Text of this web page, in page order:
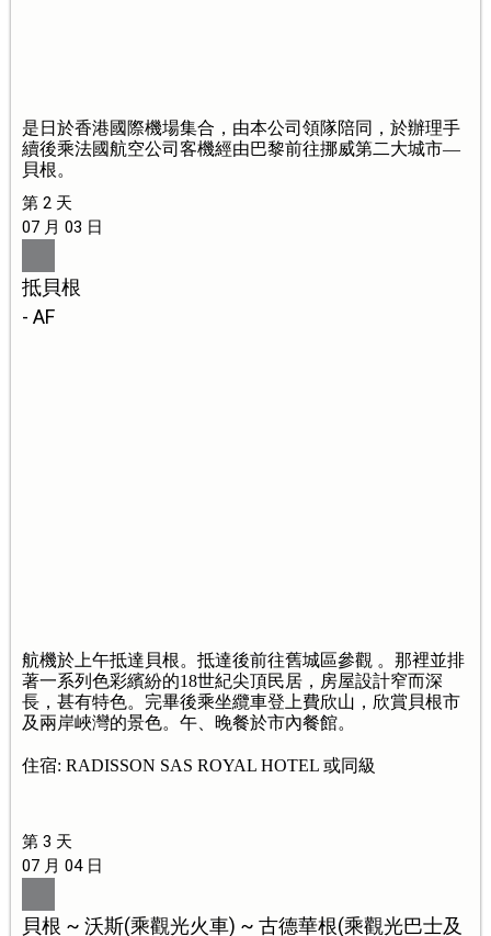
是日於香港國際機場集合，由本公司領隊陪同，於辦理手
續後乘法國航空公司客機經由巴黎前往挪威第二大城市—
貝根。
第 2 天
07 月 03 日
抵貝根
- AF
航機於上午抵達貝根。抵達後前往舊城區參觀 。那裡並排
著一系列色彩繽紛的18世紀尖頂民居，房屋設計窄而深
長，甚有特色。完畢後乘坐纜車登上費欣山，欣賞貝根市
及兩岸峽灣的景色。午、晚餐於市內餐館。
住宿: RADISSON SAS ROYAL HOTEL 或同級
第 3 天
07 月 04 日
貝根 ~ 沃斯(乘觀光火車) ~ 古德華根(乘觀光巴士及